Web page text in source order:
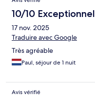
10/10 Exceptionnel
17 nov. 2025
Traduire avec Google
Très agréable
Paul, séjour de 1 nuit
Avis vérifié